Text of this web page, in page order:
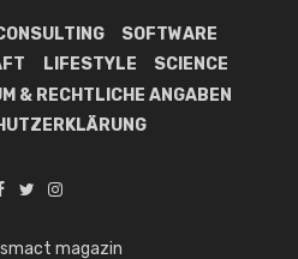
SOFTWARE
LIFESTYLE
SCIENCE
& RECHTLICHE ANGABEN
magazin